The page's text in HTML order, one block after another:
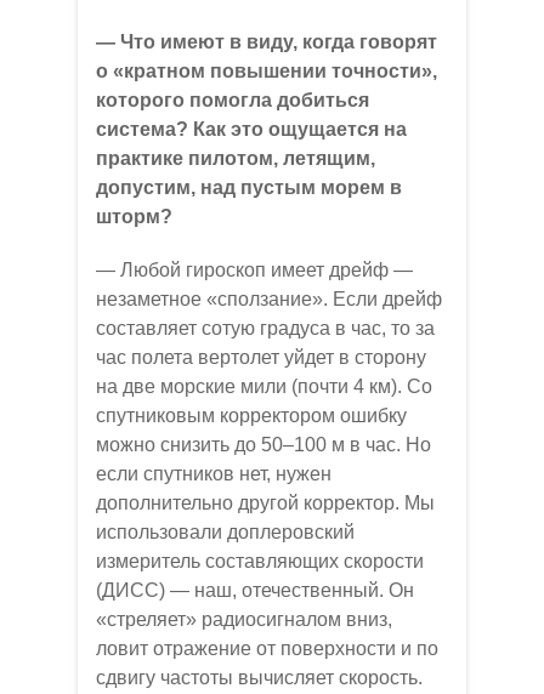
— Что имеют в виду, когда говорят
о «кратном повышении точности»,
которого помогла добиться
система? Как это ощущается на
практике пилотом, летящим,
допустим, над пустым морем в
шторм?
— Любой гироскоп имеет дрейф —
незаметное «сползание». Если дрейф
составляет сотую градуса в час, то за
час полета вертолет уйдет в сторону
на две морские мили (почти 4 км). Со
спутниковым корректором ошибку
можно снизить до 50–100 м в час. Но
если спутников нет, нужен
дополнительно другой корректор. Мы
использовали доплеровский
измеритель составляющих скорости
(ДИСС) — наш, отечественный. Он
«стреляет» радиосигналом вниз,
ловит отражение от поверхности и по
сдвигу частоты вычисляет скорость.